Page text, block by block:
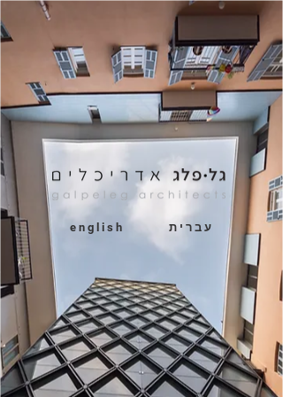
ע ב ר י ת e n g l i s h